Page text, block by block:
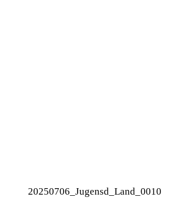
20250706_Jugensd_Land_0010